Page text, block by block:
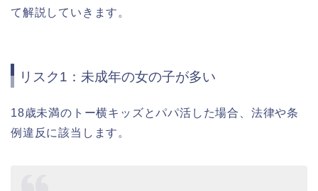
て解説していきます。
リスク1：未成年の女の子が多い
18歳未満のトー横キッズとパパ活した場合、法律や条
例違反に該当します。